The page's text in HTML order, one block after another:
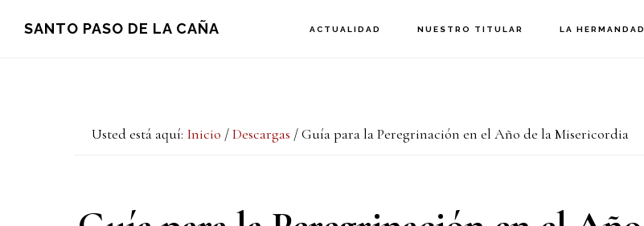
SANTO PASO DE LA CAÑA ACTUALIDAD NUESTRO TITULAR LA HERMANDAD
Usted está aquí: Inicio / Descargas /Guía para la Peregrinación en el Año de la Misericordia